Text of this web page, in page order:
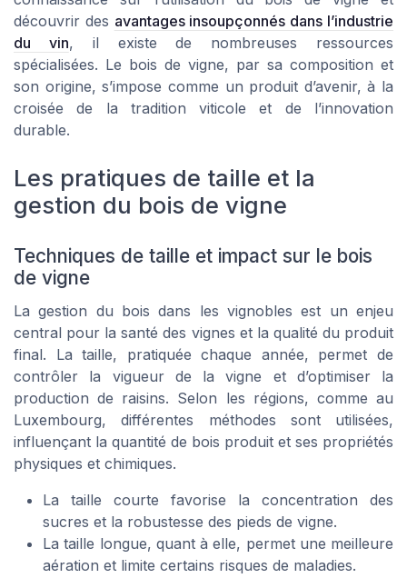
découvrir des avantages insoupçonnés dans l’industrie
du vin, il existe de nombreuses ressources
spécialisées. Le bois de vigne, par sa composition et
son origine, s’impose comme un produit d’avenir, à la
croisée de la tradition viticole et de l’innovation
durable.
Les pratiques de taille et la
gestion du bois de vigne
Techniques de taille et impact sur le bois
de vigne
La gestion du bois dans les vignobles est un enjeu
central pour la santé des vignes et la qualité du produit
final. La taille, pratiquée chaque année, permet de
contrôler la vigueur de la vigne et d’optimiser la
production de raisins. Selon les régions, comme au
Luxembourg, différentes méthodes sont utilisées,
influençant la quantité de bois produit et ses propriétés
physiques et chimiques.
La taille courte favorise la concentration des
sucres et la robustesse des pieds de vigne.
La taille longue, quant à elle, permet une meilleure
aération et limite certains risques de maladies.